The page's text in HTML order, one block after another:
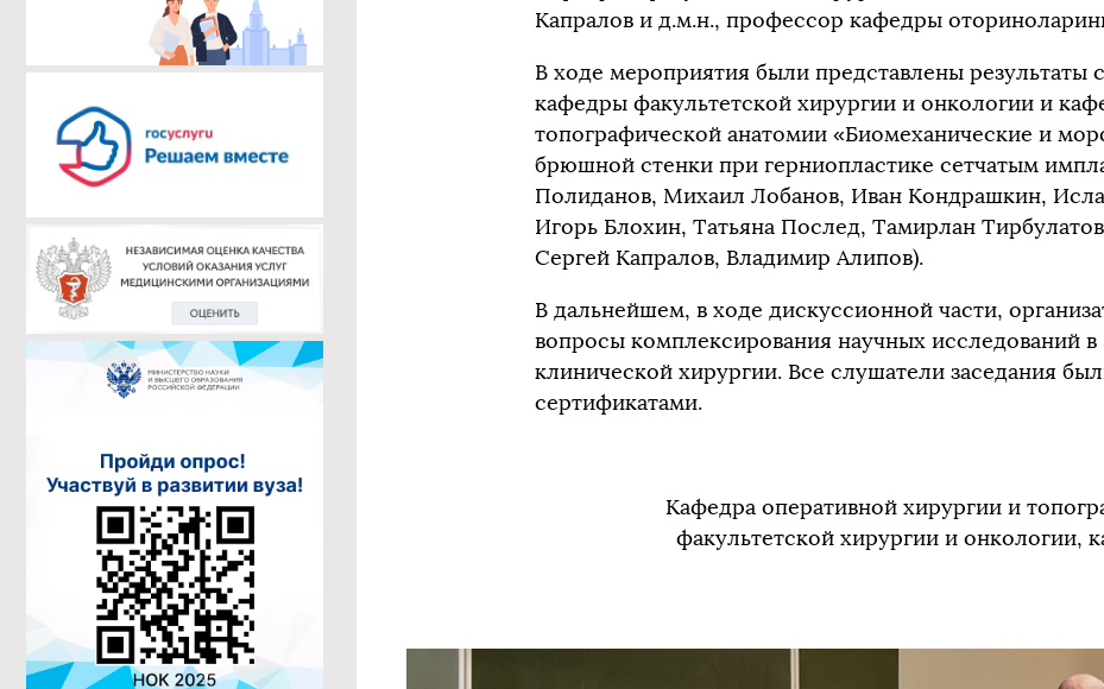
Капралов и д.м.н., профессор кафедры
В ходе мероприятия были представлены результаты
кафедры факультетской хирургии и онкологии и
топографической анатомии «Биомеханические и
брюшной стенки при герниопластике сетчатым
Полиданов, Михаил Лобанов, Иван Кондрашкин,
Игорь Блохин, Татьяна Послед, Тамирлан
Сергей Капралов, Владимир Алипов).
В дальнейшем, в ходе дискуссионной части,
вопросы комплексирования научных исследований
клинической хирургии. Все слушатели заседания
сертификатами.
Кафедра оперативной хирургии и
факультетской хирургии и онкологии,